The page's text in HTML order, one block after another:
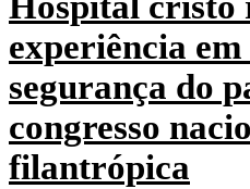
experiência
segurança do
congresso
filantrópica